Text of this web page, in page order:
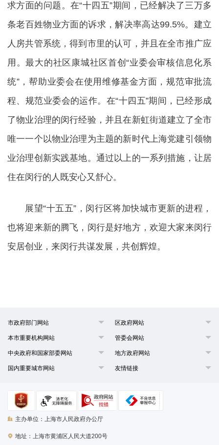
求方面的问题。在“十四五”期间，已经解决了三万多
条老百姓物业方面的诉求，解决率高达99.5%。建立
人房共管系统，得到市里的认可，并且在全市推广应
用。最大的社区康城社区首创“业委会审核信息化系
统”，帮助业委会在使用维修基金方面，规范审批流
程、规范业委会的运作。在“十四五”期间，已经形成
了物业治理的闵行经验，并且在新虹街道建立了全市
唯一一个以物业治理为主题的新时代上海党建引领物
业治理创新实践基地。通过以上的一系列措施，让居
住在闵行的人既安心又舒心。
展望“十五五”，闵行区将加快城市更新的进程，
也将迎来新的腾飞，闵行是好地方，欢迎大家来闵行
安居创业，来闵行共谋发展，共创辉煌。
市政府部门网站 区政府网站
本市重要机构网站 管委会网站
中央政府和国家部委网站 地方政府网站
国内重要城市网站 友情链接
主办单位：上海市人民政府办公厅
地址：上海市黄浦区人民大道200号